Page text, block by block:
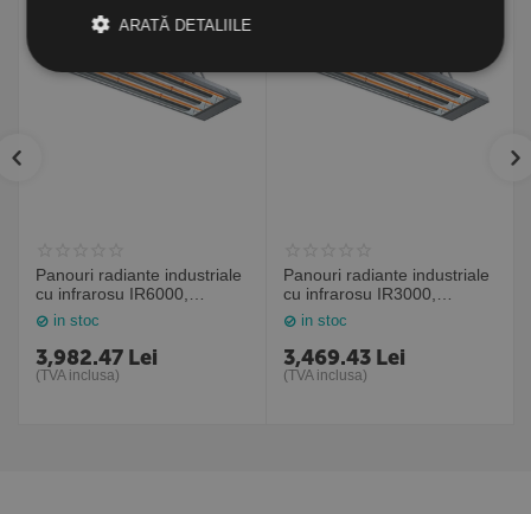
Panouri radiante industriale
cu infrarosu IR6000,
6000W, Frico Suedia
in stoc
3,982.47 Lei
(TVA inclusa)
Panouri radiante industriale
cu infrarosu IR3000,
3000W, Frico Suedia
in stoc
3,469.43 Lei
(TVA inclusa)
ARATĂ DETALIILE